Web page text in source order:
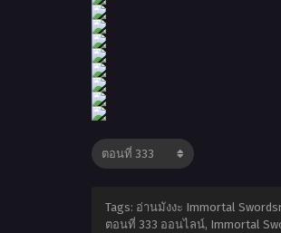
Tags: อ่านมังงะ Immortal
ตอนที่ 333 ออนไลน์, Immortal